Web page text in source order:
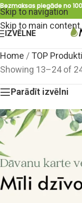
Skip to navigation
Skip to main content
Bezmaksas piegāde no
IZVĒLNE
Home / TOP Produkti
Showing 13–24 of
Parādīt izvēlni